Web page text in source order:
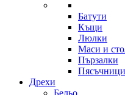
Батути
Къщи
Люлки
Маси и
Пързалки
Пясъчници
Дрехи
Бельо